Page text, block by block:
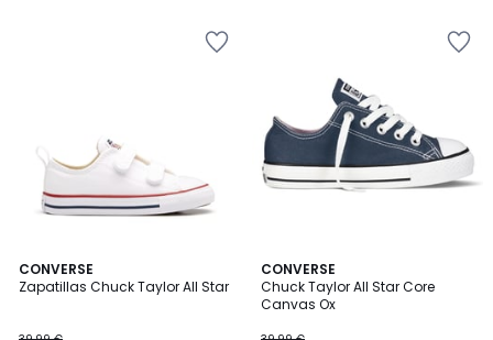
CONVERSE
Zapatillas Chuck Taylor All Star
4,4
/ 5
CONVERSE
Chuck Taylor All Star Core
Canvas Ox
4,5
/ 5